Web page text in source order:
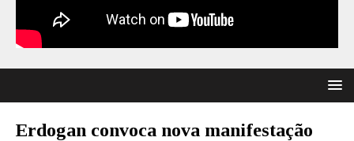
Erdogan convoca nova manifestação